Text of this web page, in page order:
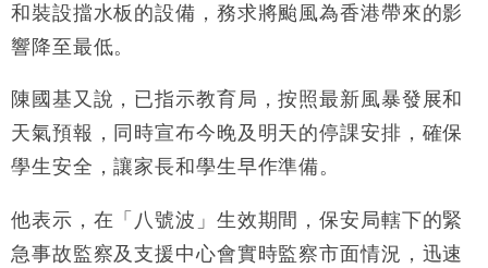
17:33
及消費表現
16:47
本地｜假冒內地執法人員要求交「保證金」 43歲女子
損失近6900萬元
16:05
財經｜日經失守6.5萬點後回穩 全周仍升近2%
和裝設擋水板的設備，務求將颱風為香港帶來的影
響降至最低。
陳國基又說，已指示教育局，按照最新風暴發展和
天氣預報，同時宣布今晚及明天的停課安排，確保
學生安全，讓家長和學生早作準備。
他表示，在「八號波」生效期間，保安局轄下的緊
急事故監察及支援中心會實時監察市面情況，迅速